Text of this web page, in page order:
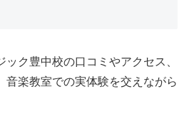
ク豊中校の口コミやアクセス、
音楽教室での実体験を交えながら